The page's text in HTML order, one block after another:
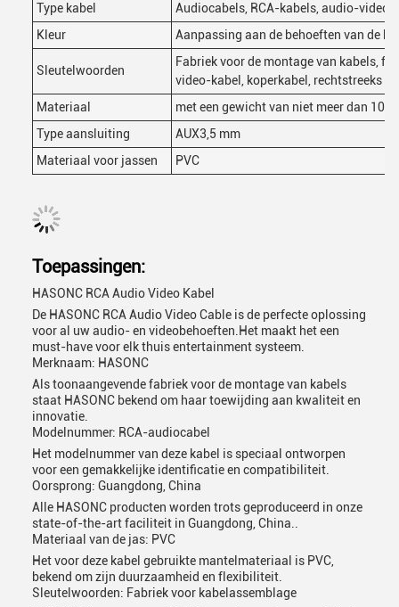
Type kabel
Audiocabels, RCA-kabels, audio-video-
Kleur
Aanpassing aan de behoeften van de
Sleutelwoorden
Fabriek voor de montage van kabels,
video-kabel, koperkabel, rechtstreeks
Materiaal
met een gewicht van niet meer dan 10
Type aansluiting
AUX3,5 mm
Materiaal voor jassen
PVC
Toepassingen:
HASONC RCA Audio Video Kabel
De HASONC RCA Audio Video Cable is de perfecte oplossing
voor al uw audio- en videobehoeften.Het maakt het een
must-have voor elk thuis entertainment systeem.
Merknaam: HASONC
Als toonaangevende fabriek voor de montage van kabels
staat HASONC bekend om haar toewijding aan kwaliteit en
innovatie.
Modelnummer: RCA-audiocabel
Het modelnummer van deze kabel is speciaal ontworpen
voor een gemakkelijke identificatie en compatibiliteit.
Oorsprong: Guangdong, China
Alle HASONC producten worden trots geproduceerd in onze
state-of-the-art faciliteit in Guangdong, China..
Materiaal van de jas: PVC
Het voor deze kabel gebruikte mantelmateriaal is PVC,
bekend om zijn duurzaamheid en flexibiliteit.
Sleutelwoorden: Fabriek voor kabelassemblage